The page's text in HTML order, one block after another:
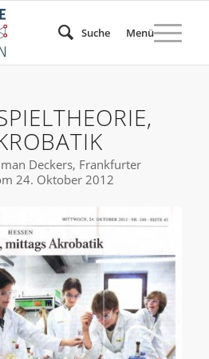
Suche Menü
Deckers, Frankfurter
24. Oktober 2012